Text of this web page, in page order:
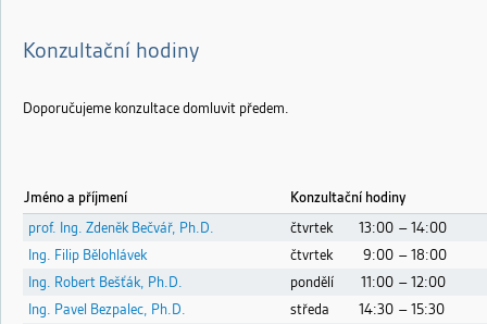
Konzultační hodiny
Doporučujeme konzultace domluvit předem.
Jméno a příjmení
Konzultační hodiny
prof. Ing. Zdeněk Bečvář, Ph.D.
čtvrtek 13:00 – 14:00
Ing. Filip Bělohlávek
čtvrtek 9:00 – 18:00
Ing. Robert Bešťák, Ph.D.
pondělí 11:00 – 12:00
Ing. Pavel Bezpalec, Ph.D.
středa 14:30 – 15:30